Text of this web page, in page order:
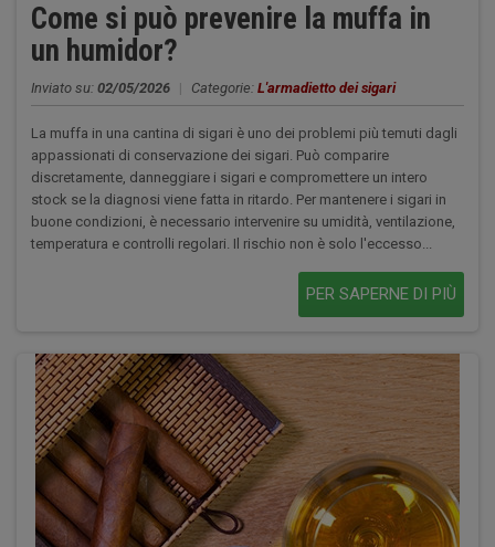
Come si può prevenire la muffa in
un humidor?
Inviato su: 02/05/2026 | Categorie: L'armadietto dei sigari
La muffa in una cantina di sigari è uno dei problemi più temuti dagli
appassionati di conservazione dei sigari. Può comparire
discretamente, danneggiare i sigari e compromettere un intero
stock se la diagnosi viene fatta in ritardo. Per mantenere i sigari in
buone condizioni, è necessario intervenire su umidità, ventilazione,
temperatura e controlli regolari. Il rischio non è solo l'eccesso...
PER SAPERNE DI PIÙ